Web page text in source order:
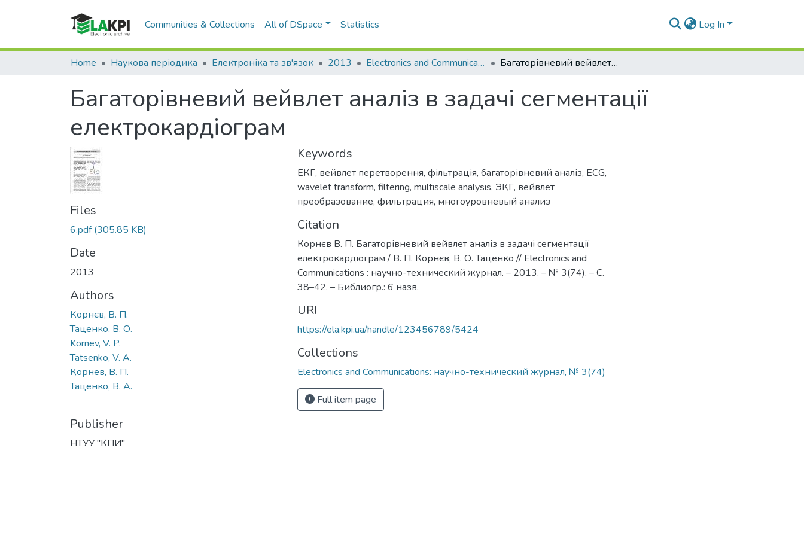
Communities & Collections All of DSpace Statistics Log In
Home Наукова періодика Електроніка та зв'язок 2013 Electronics and Communications: научно-технический журнал, № 3(74) Багаторівневий вейвлет аналіз в задачі сегментації електрокардіограм
Багаторівневий вейвлет аналіз в задачі сегментації
електрокардіограм
Files
6.pdf(305.85 KB)
Date
2013
Authors
Корнєв, В. П.
Таценко, В. О.
Kornev, V. P.
Tatsenko, V. A.
Корнев, В. П.
Таценко, В. А.
Publisher
НТУУ "КПИ"
Keywords
ЕКГ, вейвлет перетворення, фільтрація, багаторівневий аналіз, ECG,
wavelet transform, filtering, multiscale analysis, ЭКГ, вейвлет
преобразование, фильтрация, многоуровневый анализ
Citation
Корнєв В. П. Багаторівневий вейвлет аналіз в задачі сегментації
електрокардіограм / В. П. Корнєв, В. О. Таценко // Electronics and
Communications : научно-технический журнал. – 2013. – № 3(74). – С.
38–42. – Библиогр.: 6 назв.
URI
https://ela.kpi.ua/handle/123456789/5424
Collections
Electronics and Communications: научно-технический журнал, № 3(74)
Full item page